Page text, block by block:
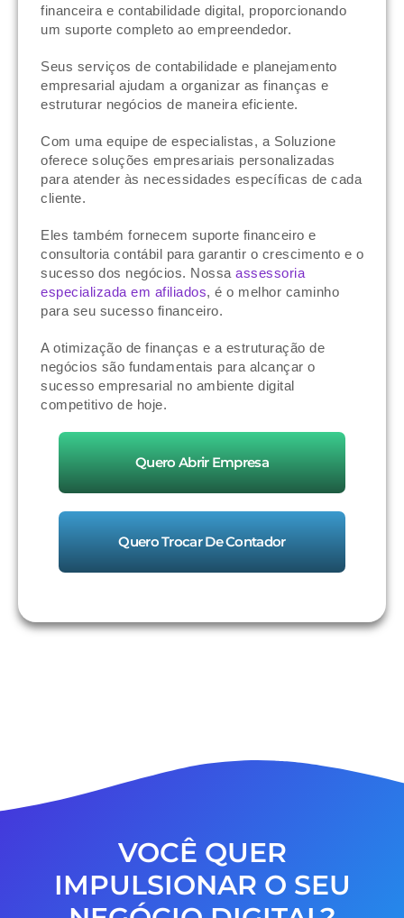
financeira e contabilidade digital, proporcionando
um suporte completo ao empreendedor.
Seus serviços de contabilidade e planejamento
empresarial ajudam a organizar as finanças e
estruturar negócios de maneira eficiente.
Com uma equipe de especialistas, a Soluzione
oferece soluções empresariais personalizadas
para atender às necessidades específicas de cada
cliente.
Eles também fornecem suporte financeiro e
consultoria contábil para garantir o crescimento e o
sucesso dos negócios. Nossa assessoria
especializada em afiliados, é o melhor caminho
para seu sucesso financeiro.
A otimização de finanças e a estruturação de
negócios são fundamentais para alcançar o
sucesso empresarial no ambiente digital
competitivo de hoje.
Quero Abrir Empresa
Quero Trocar De Contador
VOCÊ QUER
IMPULSIONAR O SEU